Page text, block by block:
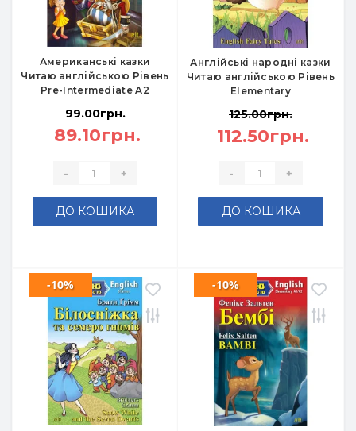
Американські казки
Читаю англійською Рівень
Pre-Intermediate A2
99.00грн.
89.10грн.
- +
ДО КОШИКА
Англійські народні казки
Читаю англійською Рівень
Elementary
125.00грн.
112.50грн.
- +
ДО КОШИКА
-10% -10%